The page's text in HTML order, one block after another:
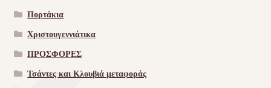
Πορτάκια
Χριστουγεννιάτικα
ΠΡΟΣΦΟΡΕΣ
Τσάντες και Κλουβιά μεταφοράς